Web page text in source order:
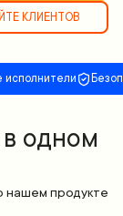
КЛИЕНТОВ
исполнители
одном
нашем продукте